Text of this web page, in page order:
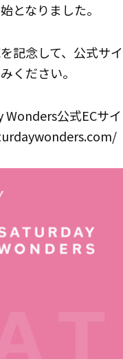
となりました。
記念して、公式サ
ください。
Wonders公式ECサイ